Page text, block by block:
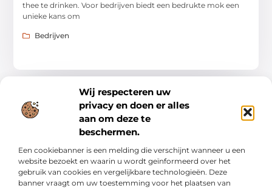
Wij respecteren uw
privacy en doen er alles
aan om deze te
beschermen.
Een cookiebanner is een melding die verschijnt wanneer u een
website bezoekt en waarin u wordt geïnformeerd over het
gebruik van cookies en vergelijkbare technologieën. Deze
banner vraagt om uw toestemming voor het plaatsen van
thee te drinken. Voor bedrijven biedt een bedrukte mok een
unieke kans om
Bedrijven